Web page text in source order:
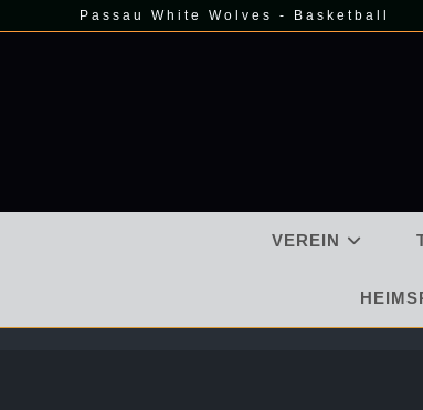
Passau White Wolves - Basketball
VEREIN